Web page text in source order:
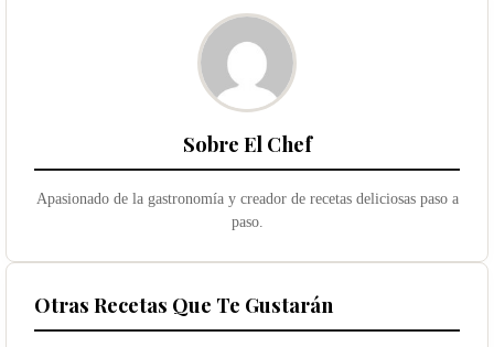
Sobre El Chef
Apasionado de la gastronomía y creador de recetas deliciosas paso a
paso.
Otras Recetas Que Te Gustarán